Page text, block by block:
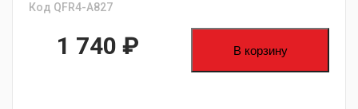
Код QFR4-A827
1 740 ₽ В корзину